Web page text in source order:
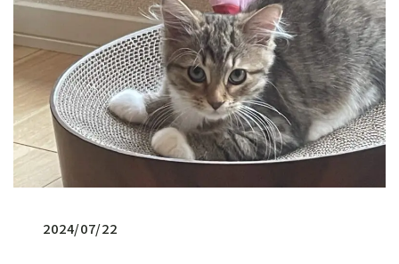
2024/07/22